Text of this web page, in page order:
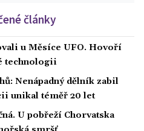
články
u Měsíce UFO. Hovoří
technologii
Nenápadný dělník zabil
unikal téměř 20 let
U pobřeží Chorvatska